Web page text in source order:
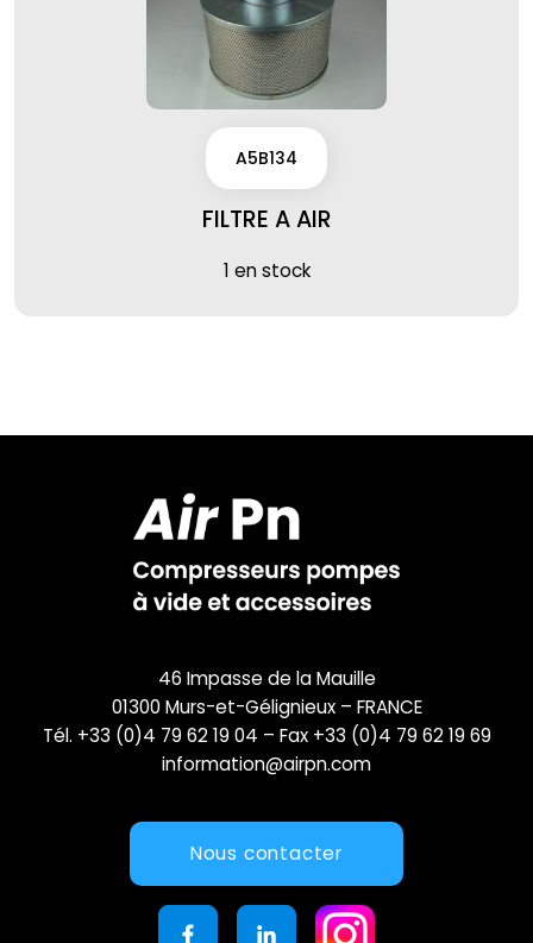
A5B134
FILTRE A AIR
1 en stock
46 Impasse de la Mauille
01300 Murs-et-Gélignieux – FRANCE
Tél. +33 (0)4 79 62 19 04 – Fax +33 (0)4 79 62 19 69
information@airpn.com
Nous contacter